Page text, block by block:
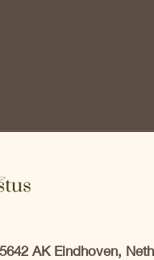
AK Eindhoven,